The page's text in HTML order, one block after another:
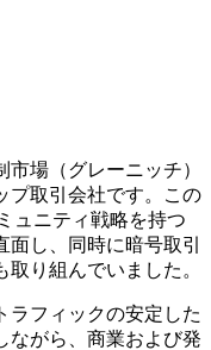
場（グレーニッチ）
プ取引会社です。この
ュニティ戦略を持つ
し、同時に暗号取引
り組んでいました。
ラフィックの安定した
ながら、商業および発